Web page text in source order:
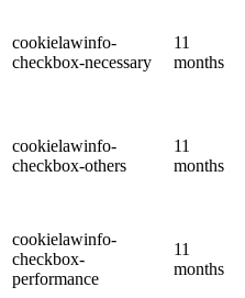
cookielawinfo-
checkbox-necessary
11
months
cookielawinfo-
checkbox-others
11
months
cookielawinfo-
checkbox-
performance
11
months